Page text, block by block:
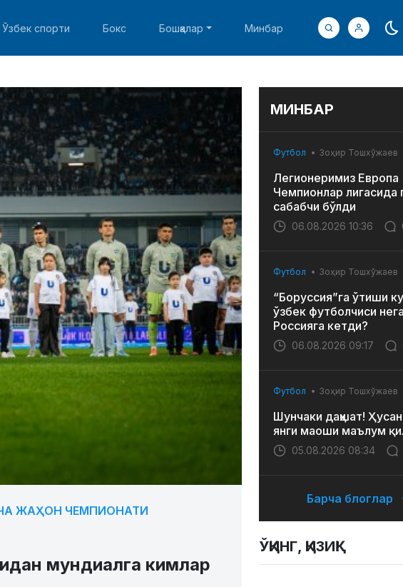
Ўзбек спорти Бокс Бошқалар Минбар
ЖАҲОН ЧЕМПИОНАТИ
мундиалга кимлар
МИНБАР
Футбол Зоҳир Тошхўжаев
Легионеримиз Европа
Чемпионлар лигасида
сабабчи бўлди
06.08.2026 10:36
Футбол Зоҳир Тошхўжаев
“Боруссия”га ўтиши
ўзбек футболчиси
Россияга кетди?
06.08.2026 09:17
Футбол Зоҳир Тошхўжаев
Шунчаки даҳшат!
янги маоши маълум
05.08.2026 08:34
Барча блоглар
ЎҚИНГ, ҚИЗИҚ!